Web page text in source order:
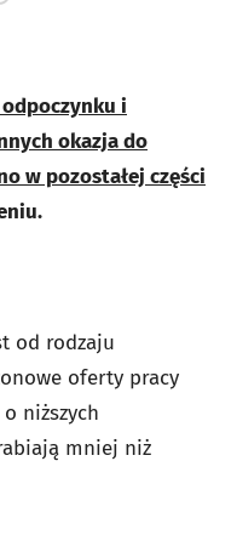
i
okazja do
w pozostałej części
od rodzaju
oferty pracy
niższych
mniej niż